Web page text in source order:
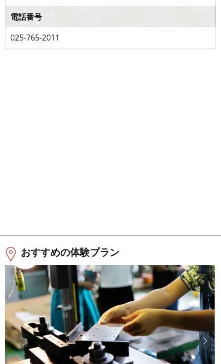
電話番号
025-765-2011
おすすめの体験プラン